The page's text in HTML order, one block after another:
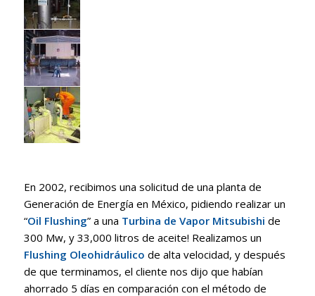
En 2002, recibimos una solicitud de una planta de
Generación de Energía en México, pidiendo realizar un
“Oil Flushing” a una Turbina de Vapor Mitsubishi de
300 Mw, y 33,000 litros de aceite! Realizamos un
Flushing Oleohidráulico de alta velocidad, y después
de que terminamos, el cliente nos dijo que habían
ahorrado 5 días en comparación con el método de